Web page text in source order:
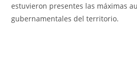
estuvieron presentes las máximas
gubernamentales del territorio.